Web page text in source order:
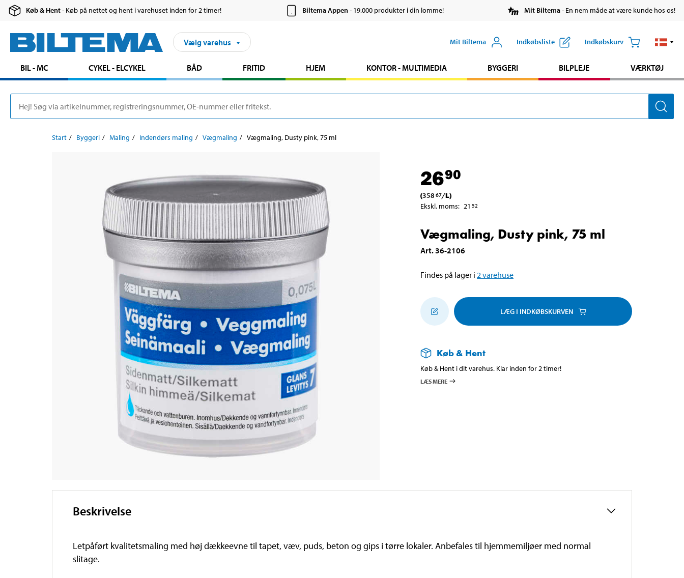
Køb & Hent- Køb på nettet og hent i varehuset inden for 2 timer! Biltema Appen- 19.000 produkter i din lomme! Mit Biltema- En nem måde at være kunde hos os!
Vælg varehus Mit Biltema Indkøbsliste Indkøbskurv
BIL - MC CYKEL - ELCYKEL BÅD FRITID HJEM KONTOR - MULTIMEDIA BYGGERI BILPLEJE VÆRKTØJ
Start Byggeri Maling Indendørs maling Vægmaling Vægmaling, Dusty pink, 75 ml
2690
(358 67/L)
Ekskl. moms: 21 52
Vægmaling, Dusty pink, 75 ml
Art.36-2106
Findes på lager i 2varehuse
LÆG I INDKØBSKURVEN
Køb & Hent
Køb & Hent i dit varehus. Klar inden for 2 timer!
LÆS MERE
Beskrivelse
Letpåført kvalitetsmaling med høj dækkeevne til tapet, væv, puds, beton og gips i tørre lokaler. Anbefales til hjemmemiljøer med normal
slitage.